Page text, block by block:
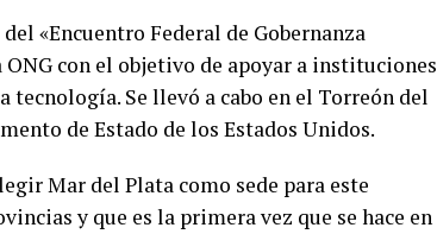
«Encuentro Federal de Gobernanza
con el objetivo de apoyar a instituciones
Se llevó a cabo en el Torreón del
de Estado de los Estados Unidos.
Mar del Plata como sede para este
y que es la primera vez que se hace en